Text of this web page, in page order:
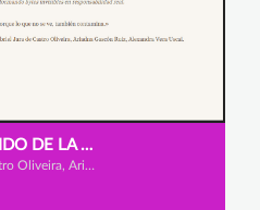
ECOLINKPULSE: EL LATIDO DE LA CONCIENCIA DIGITAL
Secundaria, Gabriel Jara de Castro Oliveira, Ariadna Gascón Ruiz y Alexandra Vera Uscai